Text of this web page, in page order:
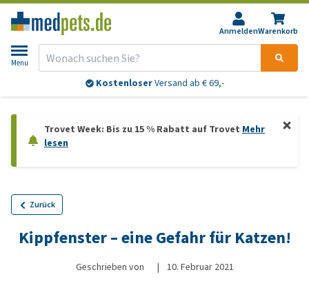
AnmeldenWarenkorb
Menu
KostenloserVersand ab € 69,-
Trovet Week: Bis zu 15 % Rabatt auf Trovet Mehr
lesen
Zurück
Kippfenster – eine Gefahr für Katzen!
Geschrieben von | 10. Februar 2021